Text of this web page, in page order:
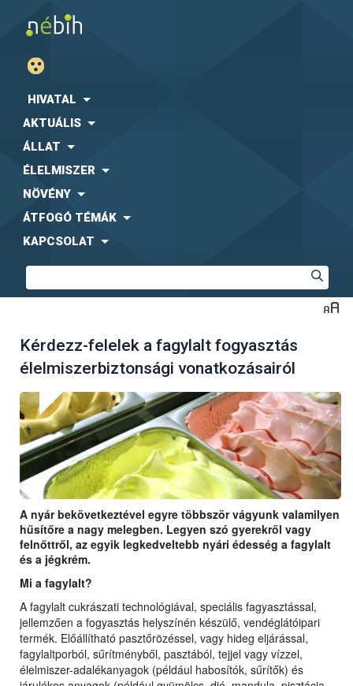
HIVATAL
AKTUÁLIS
ÁLLAT
ÉLELMISZER
NÖVÉNY
ÁTFOGÓ TÉMÁK
KAPCSOLAT
Kérdezz-felelek a fagylalt fogyasztás
élelmiszerbiztonsági vonatkozásairól
A nyár bekövetkeztével egyre többször vágyunk valamilyen
hűsítőre a nagy melegben. Legyen szó gyerekről vagy
felnőttről, az egyik legkedveltebb nyári édesség a fagylalt
és a jégkrém.
Mi a fagylalt?
A fagylalt cukrászati technológiával, speciális fagyasztással,
jellemzően a fogyasztás helyszínén készülő, vendéglátóipari
termék. Előállítható pasztőrözéssel, vagy hideg eljárással,
fagylaltporból, sűrítményből, pasztából, tejjel vagy vízzel,
élelmiszer-adalékanyagok (például habosítók, sűrítők) és